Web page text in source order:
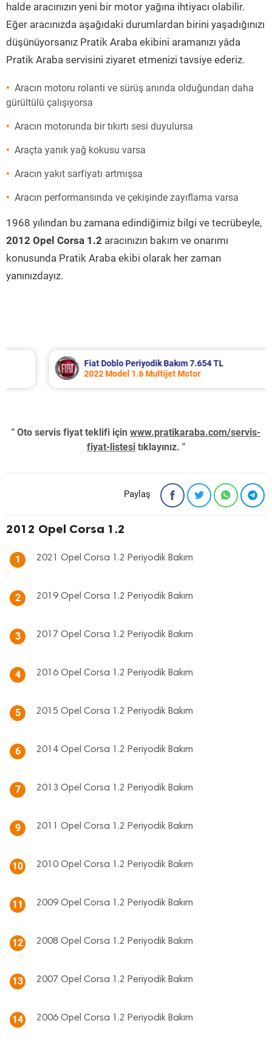
halde aracınızın yeni bir motor yağına ihtiyacı olabilir.
Eğer aracınızda aşağıdaki durumlardan birini yaşadığınızı
düşünüyorsanız Pratik Araba ekibini aramanızı yâda
Pratik Araba servisini ziyaret etmenizi tavsiye ederiz.
Aracın motoru rolanti ve sürüş anında olduğundan daha
gürültülü çalışıyorsa
Aracın motorunda bir tıkırtı sesi duyulursa
Araçta yanık yağ kokusu varsa
Aracın yakıt sarfiyatı artmışsa
Aracın performansında ve çekişinde zayıflama varsa
1968 yılından bu zamana edindiğimiz bilgi ve tecrübeyle,
2012 Opel Corsa 1.2 aracınızın bakım ve onarımı
konusunda Pratik Araba ekibi olarak her zaman
yanınızdayız.
Fiat Doblo Periyodik Bakım 7.654 TL
2022 Model 1.6 Multijet Motor
" Oto servis fiyat teklifi için www.pratikaraba.com/servis-
fiyat-listesi tıklayınız. "
Paylaş
2012 Opel Corsa 1.2
1 2021 Opel Corsa 1.2 Periyodik Bakım
2 2019 Opel Corsa 1.2 Periyodik Bakım
3 2017 Opel Corsa 1.2 Periyodik Bakım
4 2016 Opel Corsa 1.2 Periyodik Bakım
5 2015 Opel Corsa 1.2 Periyodik Bakım
6 2014 Opel Corsa 1.2 Periyodik Bakım
7 2013 Opel Corsa 1.2 Periyodik Bakım
9 2011 Opel Corsa 1.2 Periyodik Bakım
10 2010 Opel Corsa 1.2 Periyodik Bakım
11 2009 Opel Corsa 1.2 Periyodik Bakım
12 2008 Opel Corsa 1.2 Periyodik Bakım
13 2007 Opel Corsa 1.2 Periyodik Bakım
14 2006 Opel Corsa 1.2 Periyodik Bakım